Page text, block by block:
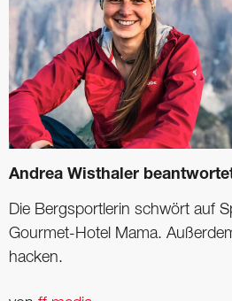
Andrea Wisthaler
Die Bergsportlerin schwört auf
Gourmet-Hotel Mama.
hacken.